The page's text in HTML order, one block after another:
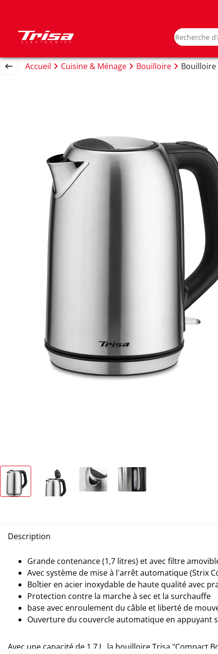
Accueil Cuisine & Ménage Bouilloire Bouilloire
Description
Grande contenance (1,7 litres) et avec filtre
Avec système de mise à l'arrêt automatique (Strix
Boîtier en acier inoxydable de haute qualité avec
Protection contre la marche à sec et la surchauffe
base avec enroulement du câble et liberté de
Ouverture du couvercle automatique en appuyant
Avec une capacité de 1,7 L, la bouilloire Trisa "Compact